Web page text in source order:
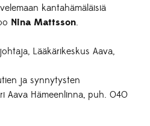
kantahämäläisiä
Nina Mattsson.
Lääkärikeskus Aava,
ja synnytysten
Aava Hämeenlinna, puh. 040